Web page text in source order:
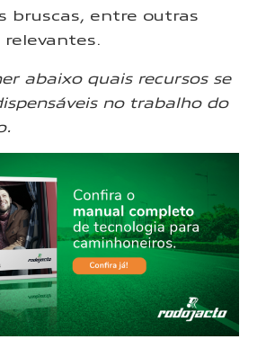
bruscas, entre outras
abaixo quais recursos se
no trabalho do